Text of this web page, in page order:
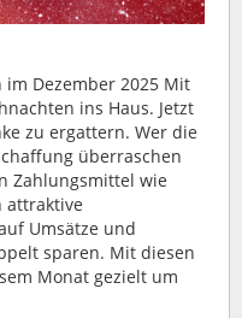
Dezember 2025 Mit
ins Haus. Jetzt
zu ergattern. Wer die
überraschen
Zahlungsmittel wie
attraktive
Umsätze und
sparen. Mit diesen
Monat gezielt um